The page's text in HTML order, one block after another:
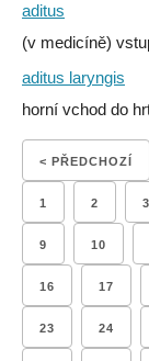
aditus
(v medicíně)
aditus laryngis
horní vchod do
< PŘEDCHOZÍ
1 2 3
9 10
16 17
23 24